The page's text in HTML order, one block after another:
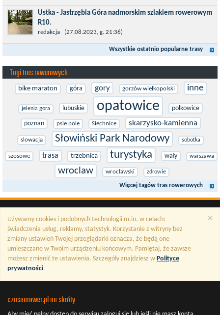
w stronę Darłówka Zachodniego....
Ustka - Jastrzębia Góra nadmorskim szlakiem rowerowym
R10.
Międzynarodowy Szlak Rowerowy R-10, jest częścią sieci
EuroVelo. Prowadzi wzdłuż brzegu dookoła Morza Bałtyckiego.
Trasa liczy w sumie ponad 8500...
redakcja (27.08.2023, g. 21:36)
Wszystkie ostatnio popularne trasy
Tagi tras rowerowych
bike maraton góra gory gorzów wielkopolski inne
jelenia gora lubuskie opatowice polkowice
poznan psie pole Siechnice skarzysko-kamienna
slowacja Słowiński Park Narodowy sobotka
szosowe trasa trzebnica turystyka wały warszawa
wroclaw wrocławski zdrowie
Więcej tagów tras rowerowych
×
Używamy cookies i podobnych technologii m.in. w celach:
świadczenia usług, reklamy, statystyk. Korzystanie z witryny bez
zmiany ustawień Twojej przeglądarki oznacza, że będą one
umieszczane w Twoim urządzeniu końcowym. Pamiętaj, że zawsze
możesz zmienić te ustawienia. Szczegóły znajdziesz w Polityce
prywatności.
czasnarower.pl na skróty